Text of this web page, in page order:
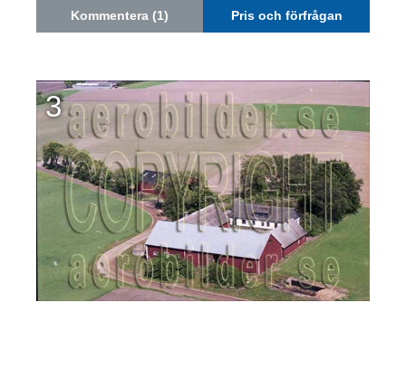
Kommentera (1) Pris och förfrågan
3